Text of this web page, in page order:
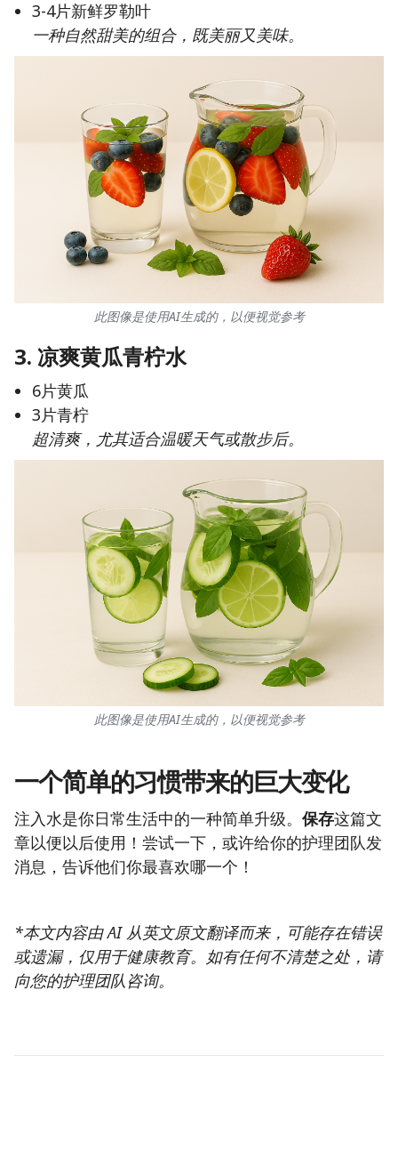
3-4片新鲜罗勒叶
一种自然甜美的组合，既美丽又美味。
此图像是使用AI生成的，以便视觉参考
3. 凉爽黄瓜青柠水
6片黄瓜
3片青柠
超清爽，尤其适合温暖天气或散步后。
此图像是使用AI生成的，以便视觉参考
一个简单的习惯带来的巨大变化
注入水是你日常生活中的一种简单升级。 保存这篇文
章以便以后使用！尝试一下，或许给你的护理团队发
消息，告诉他们你最喜欢哪一个！
*本文内容由 AI 从英文原文翻译而来，可能存在错误
或遗漏，仅用于健康教育。如有任何不清楚之处，请
向您的护理团队咨询。